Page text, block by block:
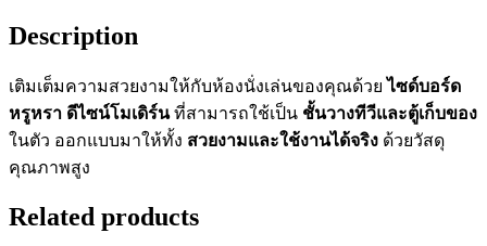
Description
เติมเต็มความสวยงามให้กับห้องนั่งเล่นของคุณด้วยไซด์บอร์ด
หรูหรา ดีไซน์โมเดิร์นที่สามารถใช้เป็น ชั้นวางทีวีและตู้เก็บของ
ในตัว ออกแบบมาให้ทั้ง สวยงามและใช้งานได้จริง ด้วยวัสดุ
คุณภาพสูง
Related products